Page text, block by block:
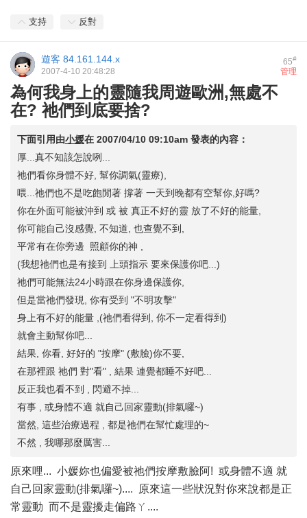
支持 反對
65#
遊客 84.161.144.x
管理
2007-4-10 20:48:28
為何我身上的靈隨我周遊歐洲,無處不
在? 祂們到底要捨?
下面引用由小媛在 2007/04/10 09:10am 發表的內容：
厚...真不知該怎說咧...
祂們看你身體不好, 幫你調氣(靈療),
喂...祂們也不是吃飽閒著 撐著 一天到晚都有空幫你,好嗎?
你在外面可能被沖到 或 被 真正不好的靈 放了不好的能量,
你可能自己沒感覺, 不知道, 也查覺不到,
平常有在你旁邊 照顧你的神 ,
(我想祂們也是有接到 上頭指示 要來保護你吧...)
祂們可能無法24小時跟在你身邊保護你,
但是當祂們發現, 你有受到 "不明攻擊"
身上有不好的能量 ,(祂們看得到, 你不一定看得到)
就會主動幫你吧...
結果, 你看, 好好的 "按摩" (敷臉)你不要,
在那裡跟 祂們 對"看" , 結果 連覺都睡不好吧...
反正我也看不到 , 閃避不掉...
有事 , 或身體不適 就自己回家靈動(排氣囉~)
當然, 這些治療過程 , 都是祂們在幫忙處理的~
不然 , 我哪那麼厲害...
原來哩... 小媛妳也偏愛被祂們按摩敷臉阿! 或身體不適 就
自己回家靈動(排氣囉~).... 原來這一些狀況對你來說都是正
常靈動 而不是靈擾走偏路ㄚ....